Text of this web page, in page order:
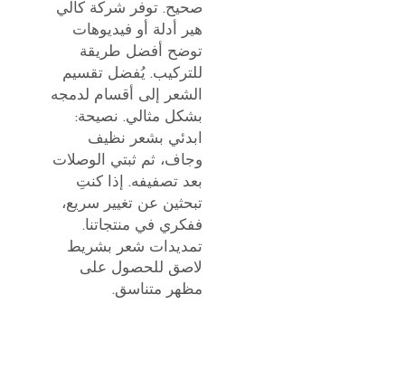
صحيح. توفر شركة كالي
هير أدلة أو فيديوهات
توضح أفضل طريقة
للتركيب. يُفضل تقسيم
الشعر إلى أقسام لدمجه
بشكل مثالي. نصيحة:
ابدئي بشعر نظيف
وجاف، ثم ثبتي الوصلات
بعد تصفيفه. إذا كنتِ
تبحثين عن تغيير سريع،
ففكري في منتجاتنا.
تمديدات شعر بشريط
لاصق للحصول على
مظهر متناسق.